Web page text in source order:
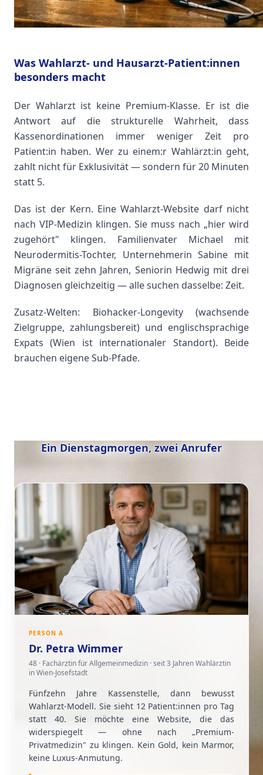
Was Wahlarzt- und Hausarzt-Patient:innen
besonders macht
Der Wahlarzt ist keine Premium-Klasse. Er ist die
Antwort auf die strukturelle Wahrheit, dass
Kassenordinationen immer weniger Zeit pro
Patient:in haben. Wer zu einem:r Wahlärzt:in geht,
zahlt nicht für Exklusivität — sondern für 20 Minuten
statt 5.
Das ist der Kern. Eine Wahlarzt-Website darf nicht
nach VIP-Medizin klingen. Sie muss nach „hier wird
zugehört" klingen. Familienvater Michael mit
Neurodermitis-Tochter, Unternehmerin Sabine mit
Migräne seit zehn Jahren, Seniorin Hedwig mit drei
Diagnosen gleichzeitig — alle suchen dasselbe: Zeit.
Zusatz-Welten: Biohacker-Longevity (wachsende
Zielgruppe, zahlungsbereit) und englischsprachige
Expats (Wien ist internationaler Standort). Beide
brauchen eigene Sub-Pfade.
Ein Dienstagmorgen, zwei Anrufer
PERSON A
Dr. Petra Wimmer
48 · Fachärztin für Allgemeinmedizin · seit 3 Jahren Wahlärztin
in Wien-Josefstadt
Fünfzehn Jahre Kassenstelle, dann bewusst
Wahlarzt-Modell. Sie sieht 12 Patient:innen pro Tag
statt 40. Sie möchte eine Website, die das
widerspiegelt — ohne nach „Premium-
Privatmedizin" zu klingen. Kein Gold, kein Marmor,
keine Luxus-Anmutung.